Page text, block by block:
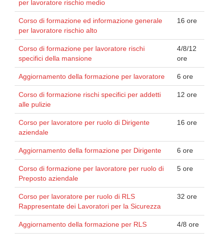
per lavoratore rischio medio
Corso di formazione ed informazione generale
per lavoratore rischio alto
16 ore
Corso di formazione per lavoratore rischi
specifici della mansione
4/8/12
ore
Aggiornamento della formazione per lavoratore 6 ore
Corso di formazione rischi specifici per addetti
alle pulizie
12 ore
Corso per lavoratore per ruolo di Dirigente
aziendale
16 ore
Aggiornamento della formazione per Dirigente 6 ore
Corso di formazione per lavoratore per ruolo di
Preposto aziendale
5 ore
Corso per lavoratore per ruolo di RLS
Rappresentate dei Lavoratori per la Sicurezza
32 ore
Aggiornamento della formazione per RLS 4/8 ore